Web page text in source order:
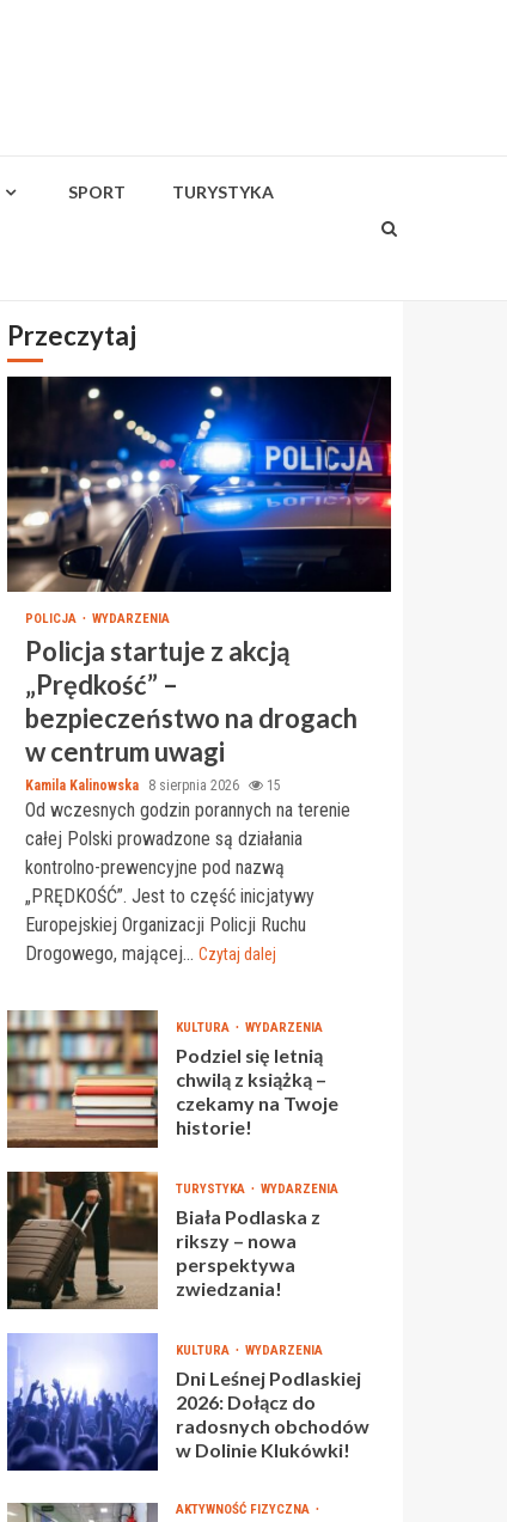
SPORT TURYSTYKA
Przeczytaj
POLICJA WYDARZENIA
Policja startuje z akcją
„Prędkość” –
bezpieczeństwo na drogach
w centrum uwagi
Kamila Kalinowska 8 sierpnia 2026 15
Od wczesnych godzin porannych na terenie
całej Polski prowadzone są działania
kontrolno-prewencyjne pod nazwą
„PRĘDKOŚĆ”. Jest to część inicjatywy
Europejskiej Organizacji Policji Ruchu
Drogowego, mającej... Czytaj dalej
KULTURA WYDARZENIA
Podziel się letnią
chwilą z książką –
czekamy na Twoje
historie!
TURYSTYKA WYDARZENIA
Biała Podlaska z
rikszy – nowa
perspektywa
zwiedzania!
KULTURA WYDARZENIA
Dni Leśnej Podlaskiej
2026: Dołącz do
radosnych obchodów
w Dolinie Klukówki!
AKTYWNOŚĆ FIZYCZNA